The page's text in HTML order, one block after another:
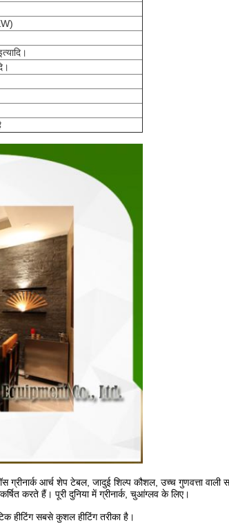
आर्च शेप टेबल, जादुई शिल्प कौशल, उच्च गुणवत्ता वाली
करते हैं। पूरी दुनिया में ग्रीनार्क, चुआंग्लव के लिए।
हीटिंग सबसे कुशल हीटिंग तरीका है।